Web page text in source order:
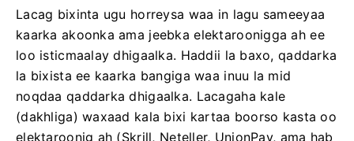
waxay leeyihiin mudnaanta la bixista.
Lacag bixinta ugu horreysa waa in lagu sameeyaa
kaarka akoonka ama jeebka elektaroonigga ah ee
loo isticmaalay dhigaalka. Haddii la baxo, qaddarka
la bixista ee kaarka bangiga waa inuu la mid
noqdaa qaddarka dhigaalka. Lacagaha kale